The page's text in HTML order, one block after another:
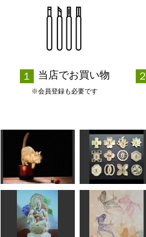
当店でお買い物
※会員登録も必要です
ねこ
『鬼滅の刃』の鍔
（つば）